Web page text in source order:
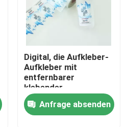
Digital, die Aufkleber-
Aufkleber mit
entfernbarer
klebender
kundengebundener
Größe drucken
Anfrage absenden